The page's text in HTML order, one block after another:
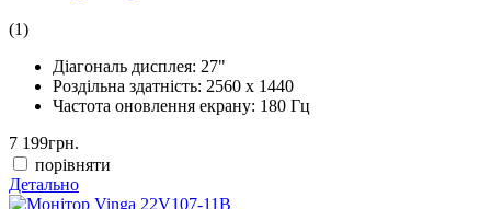
(1)
Діагональ дисплея: 27"
Роздільна здатність: 2560 x 1440
Частота оновлення екрану: 180 Гц
7 199грн.
порівняти
Детально